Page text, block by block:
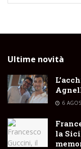
Ultime novità
6
la